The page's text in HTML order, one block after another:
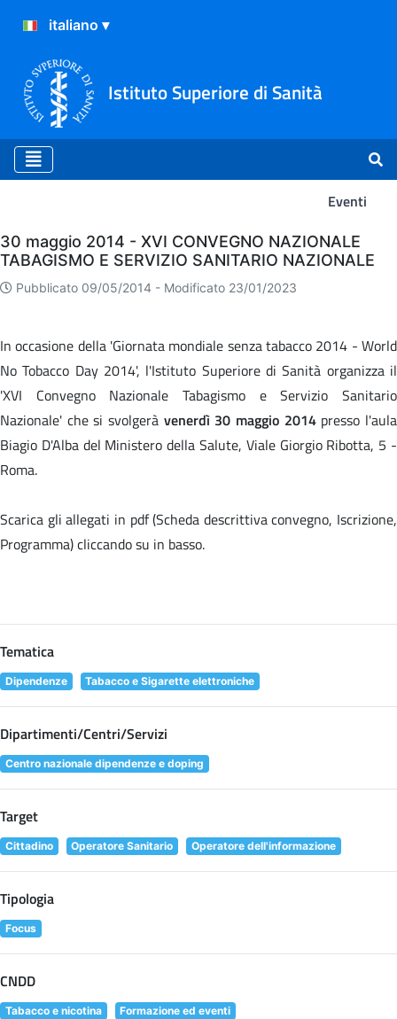
Istituto Superiore di Sanità
Eventi
Eventi
30 maggio 2014 - XVI CONVEGNO NAZIONALE
TABAGISMO E SERVIZIO SANITARIO NAZIONALE
Pubblicato 09/05/2014 - Modificato 23/01/2023
In occasione della 'Giornata mondiale senza tabacco 2014 - World
No Tobacco Day 2014', l'Istituto Superiore di Sanità organizza il
'XVI Convegno Nazionale Tabagismo e Servizio Sanitario
Nazionale' che si svolgerà venerdì 30 maggio 2014presso l'aula
Biagio D'Alba del Ministero della Salute, Viale Giorgio Ribotta, 5 -
Roma.
Scarica gli allegati in pdf (Scheda descrittiva convegno, Iscrizione,
Programma) cliccando su in basso.
Tematica
Dipendenze Tabacco e Sigarette elettroniche
Dipartimenti/Centri/Servizi
Centro nazionale dipendenze e doping
Target
Cittadino Operatore Sanitario Operatore dell'informazione
Tipologia
Focus
CNDD
Tabacco e nicotina
Formazione ed eventi